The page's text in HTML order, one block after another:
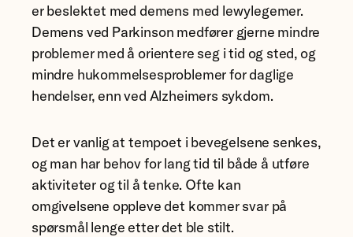
er beslektet med demens med lewylegemer.
Demens ved Parkinson medfører gjerne mindre
problemer med å orientere seg i tid og sted, og
mindre hukommelsesproblemer for daglige
hendelser, enn ved Alzheimers sykdom.
Det er vanlig at tempoet i bevegelsene senkes,
og man har behov for lang tid til både å utføre
aktiviteter og til å tenke. Ofte kan
omgivelsene oppleve det kommer svar på
spørsmål lenge etter det ble stilt.